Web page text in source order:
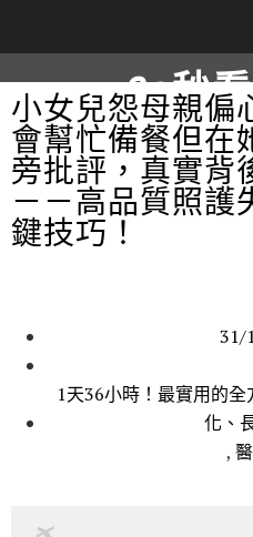
60秒
柿
小女兒怨母親偏
會幫忙備餐但在
旁批評，真實背
－－高品質照護
鍵技巧！
31/
1天36小時！最實用的
化、
,